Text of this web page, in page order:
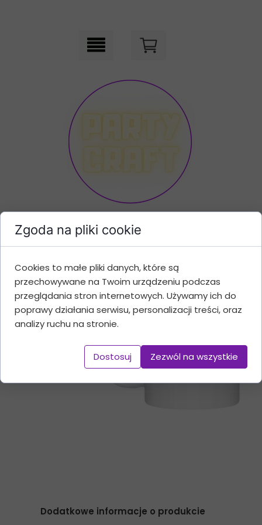
Dodatkowe informacje o produkcie
Zgoda na pliki cookie
Cookies to małe pliki danych, które są
przechowywane na Twoim urządzeniu podczas
przeglądania stron internetowych. Używamy ich do
poprawy działania serwisu, personalizacji treści, oraz
analizy ruchu na stronie.
Dostosuj Zezwól na wszystkie